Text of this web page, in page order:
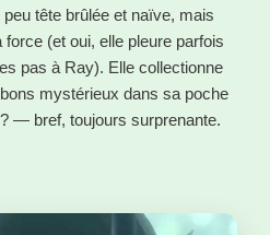
tête brûlée et naïve, mais
(et oui, elle pleure parfois
pas à Ray). Elle collectionne
mystérieux dans sa poche
— bref, toujours surprenante.